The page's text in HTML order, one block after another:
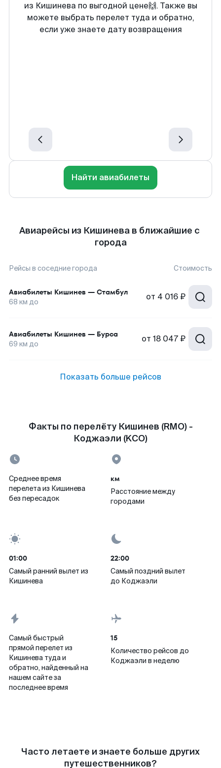
из Кишинева по выгодной цене🙌. Также вы
можете выбрать перелет туда и обратно,
если уже знаете дату возвращения
Найти авиабилеты
Авиарейсы из Кишинева в ближайшие с
города
Рейсы в соседние города Стоимость
Авиабилеты Кишинев — Стамбул
68 км до от 4 016 ₽
Авиабилеты Кишинев — Бурса
69 км до от 18 047 ₽
Показать больше рейсов
Факты по перелёту Кишинев (RMO) -
Коджаэли (KCO)
Среднее время
перелета из Кишинева
без пересадок
км
Расстояние между
городами
01:00
Самый ранний вылет из
Кишинева
22:00
Самый поздний вылет
до Коджаэли
Самый быстрый
прямой перелет из
Кишинева туда и
обратно, найденный на
нашем сайте за
последнее время
15
Количество рейсов до
Коджаэли в неделю
Часто летаете и знаете больше других
путешественников?